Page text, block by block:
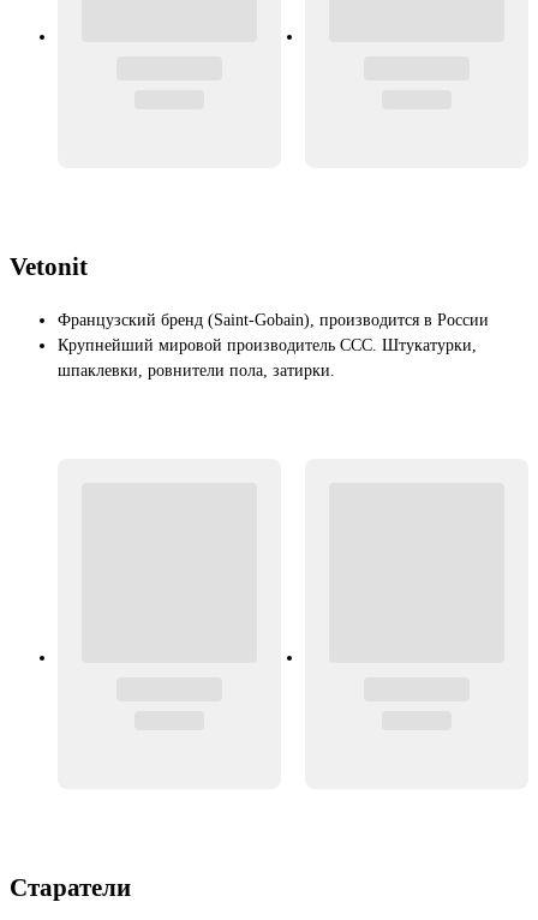
Vetonit
Французский бренд (Saint-Gobain), производится в России
Крупнейший мировой производитель ССС. Штукатурки,
шпаклевки, ровнители пола, затирки.
Старатели